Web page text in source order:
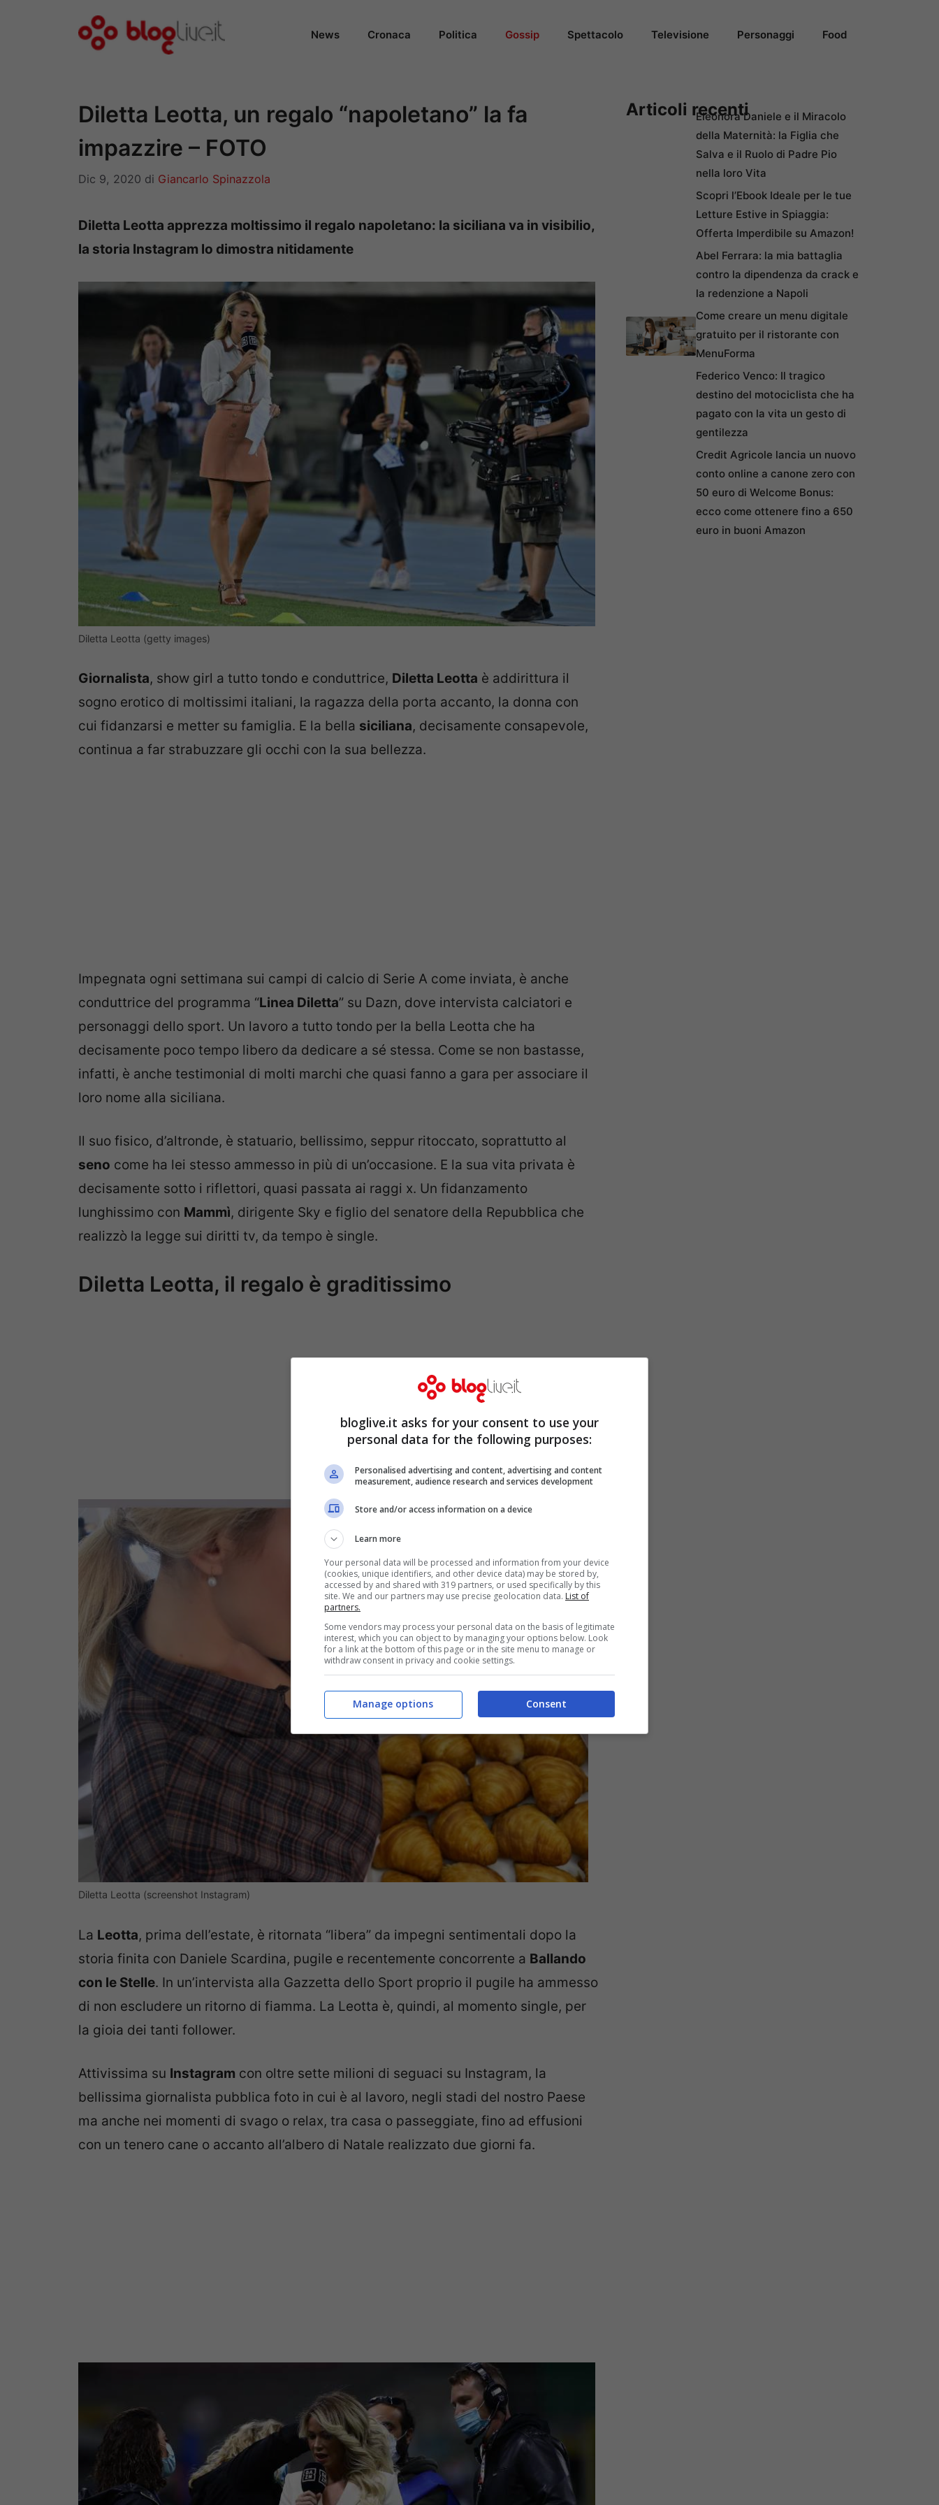
News Cronaca Politica Gossip Spettacolo Televisione Personaggi Food
Diletta Leotta, un regalo “napoletano” la fa
impazzire – FOTO
Dic 9, 2020 di Giancarlo Spinazzola
Diletta Leotta apprezza moltissimo il regalo napoletano: la siciliana va in visibilio,
la storia Instagram lo dimostra nitidamente
Diletta Leotta (getty images)
Giornalista, show girl a tutto tondo e conduttrice, Diletta Leotta è addirittura il
sogno erotico di moltissimi italiani, la ragazza della porta accanto, la donna con
cui fidanzarsi e metter su famiglia. E la bella siciliana, decisamente consapevole,
continua a far strabuzzare gli occhi con la sua bellezza.
Impegnata ogni settimana sui campi di calcio di Serie A come inviata, è anche
conduttrice del programma “Linea Diletta” su Dazn, dove intervista calciatori e
personaggi dello sport. Un lavoro a tutto tondo per la bella Leotta che ha
decisamente poco tempo libero da dedicare a sé stessa. Come se non bastasse,
infatti, è anche testimonial di molti marchi che quasi fanno a gara per associare il
loro nome alla siciliana.
Il suo fisico, d’altronde, è statuario, bellissimo, seppur ritoccato, soprattutto al
seno come ha lei stesso ammesso in più di un’occasione. E la sua vita privata è
decisamente sotto i riflettori, quasi passata ai raggi x. Un fidanzamento
lunghissimo con Mammì, dirigente Sky e figlio del senatore della Repubblica che
realizzò la legge sui diritti tv, da tempo è single.
Diletta Leotta, il regalo è graditissimo
Diletta Leotta (screenshot Instagram)
La Leotta, prima dell’estate, è ritornata “libera” da impegni sentimentali dopo la
storia finita con Daniele Scardina, pugile e recentemente concorrente a Ballando
con le Stelle. In un’intervista alla Gazzetta dello Sport proprio il pugile ha ammesso
di non escludere un ritorno di fiamma. La Leotta è, quindi, al momento single, per
la gioia dei tanti follower.
Attivissima su Instagram con oltre sette milioni di seguaci su Instagram, la
bellissima giornalista pubblica foto in cui è al lavoro, negli stadi del nostro Paese
ma anche nei momenti di svago o relax, tra casa o passeggiate, fino ad effusioni
con un tenero cane o accanto all’albero di Natale realizzato due giorni fa.
Articoli recentiEleonora Daniele e il Miracolo
della Maternità: la Figlia che
Salva e il Ruolo di Padre Pio
nella loro Vita
Scopri l’Ebook Ideale per le tue
Letture Estive in Spiaggia:
Offerta Imperdibile su Amazon!
Abel Ferrara: la mia battaglia
contro la dipendenza da crack e
la redenzione a Napoli
Come creare un menu digitale
gratuito per il ristorante con
MenuForma
Federico Venco: Il tragico
destino del motociclista che ha
pagato con la vita un gesto di
gentilezza
Credit Agricole lancia un nuovo
conto online a canone zero con
50 euro di Welcome Bonus:
ecco come ottenere fino a 650
euro in buoni Amazon
bloglive.it asks for your consent to use your
personal data for the following purposes:
Personalised advertising and content, advertising and content
measurement, audience research and services development
Store and/or access information on a device
Learn more
Your personal data will be processed and information from your device
(cookies, unique identifiers, and other device data) may be stored by,
accessed by and shared with 319 partners, or used specifically by this
site. We and our partners may use precise geolocation data. List of
partners.
Some vendors may process your personal data on the basis of legitimate
interest, which you can object to by managing your options below. Look
for a link at the bottom of this page or in the site menu to manage or
withdraw consent in privacy and cookie settings.
Consent
Manage options